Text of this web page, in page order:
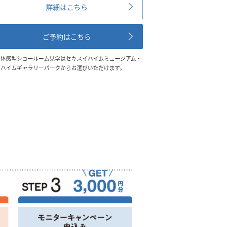
詳細はこちら
ご予約はこちら
体感型ショールーム見学はセキスイハイムミュージアム・
ハイムギャラリーパークからお選びいただけます。